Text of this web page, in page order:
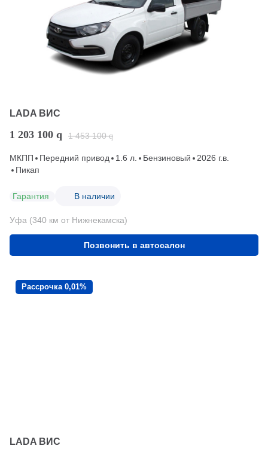
LADA ВИС
1 203 100 q 1 453 100 q
МКПП Передний привод 1.6 л. Бензиновый
2026 г.в.
Пикап
Гарантия В наличии
Уфа (340 км от Нижнекамска)
Позвонить в автосалон
Рассрочка 0,01%
LADA ВИС